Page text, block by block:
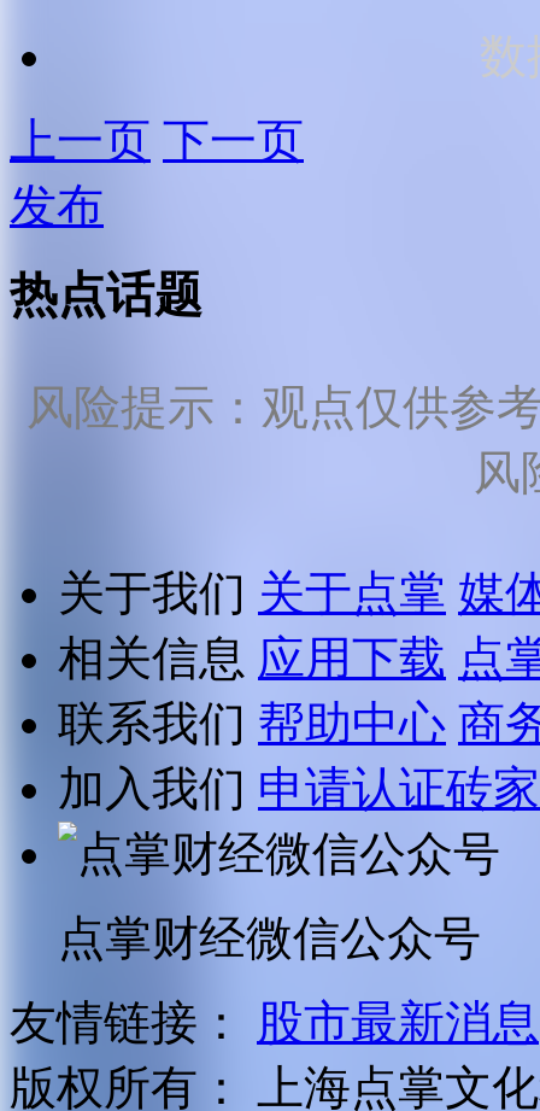
数
上一页 下一页
发布
热点话题
风险提示：观点仅供参
风
关于我们 关于点掌 媒
相关信息 应用下载 点
联系我们 帮助中心 商
加入我们 申请认证砖家
点掌财经微信公众号
友情链接：
股市最新消息
版权所有：
上海点掌文